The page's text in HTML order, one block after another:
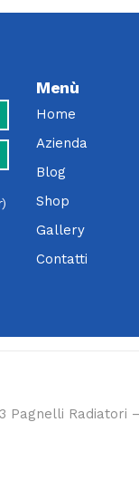
Menù
Home
Azienda
Blog
Shop
Gallery
Contatti
Pagnelli Radiatori